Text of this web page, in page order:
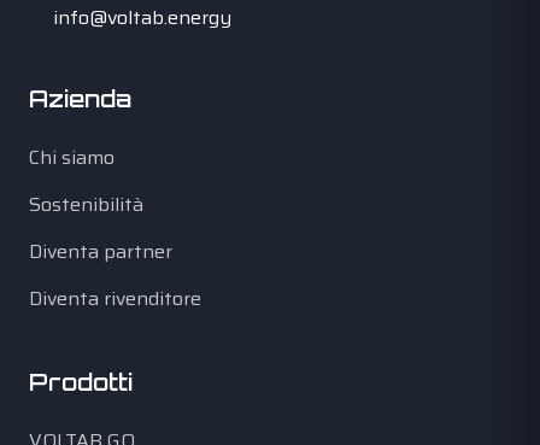
info@voltab.energy
Azienda
Chi siamo
Sostenibilità
Diventa partner
Diventa rivenditore
Prodotti